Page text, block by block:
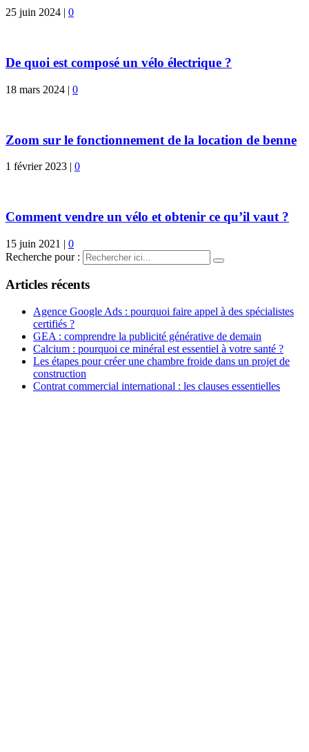
25 juin 2024 | 0
De quoi est composé un vélo électrique ?
18 mars 2024 | 0
Zoom sur le fonctionnement de la location de benne
1 février 2023 | 0
Comment vendre un vélo et obtenir ce qu’il vaut ?
15 juin 2021 | 0
Recherche pour :
Articles récents
Agence Google Ads : pourquoi faire appel à des spécialistes
certifiés ?
GEA : comprendre la publicité générative de demain
Calcium : pourquoi ce minéral est essentiel à votre santé ?
Les étapes pour créer une chambre froide dans un projet de
construction
Contrat commercial international : les clauses essentielles